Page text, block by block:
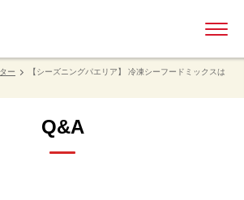
ー
【シーズニングパエリア】 冷凍シーフードミックスは
Q&A